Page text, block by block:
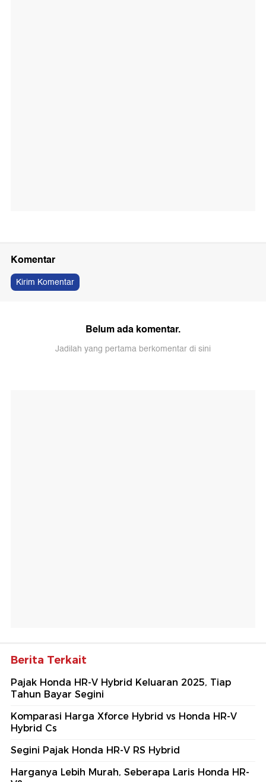
Komentar
Kirim Komentar
Belum ada komentar.
Jadilah yang pertama berkomentar di sini
Berita Terkait
Pajak Honda HR-V Hybrid Keluaran 2025, Tiap
Tahun Bayar Segini
Komparasi Harga Xforce Hybrid vs Honda HR-V
Hybrid Cs
Segini Pajak Honda HR-V RS Hybrid
Harganya Lebih Murah, Seberapa Laris Honda HR-